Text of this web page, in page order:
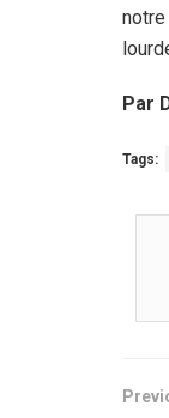
Par
Tags: